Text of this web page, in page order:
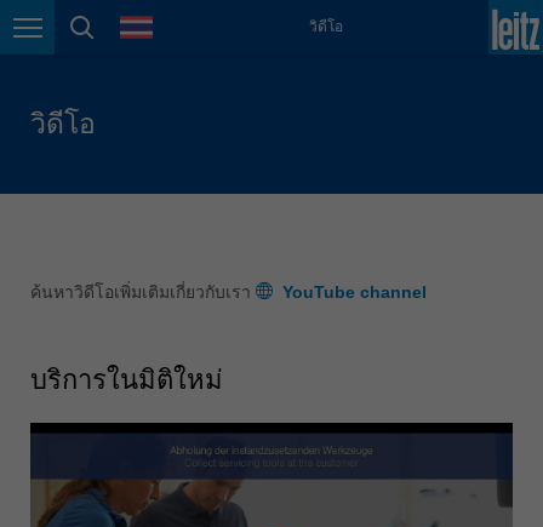
การนำทางหน้า
ค้นหาหน้า
ภาษา วิดีโอ
polski
România
Română
Schweiz
deutsch
วิดีโอ
ค้นหาวิดีโอเพิ่มเติมเกี่ยวกับเรา YouTube channel
บริการในมิติใหม่